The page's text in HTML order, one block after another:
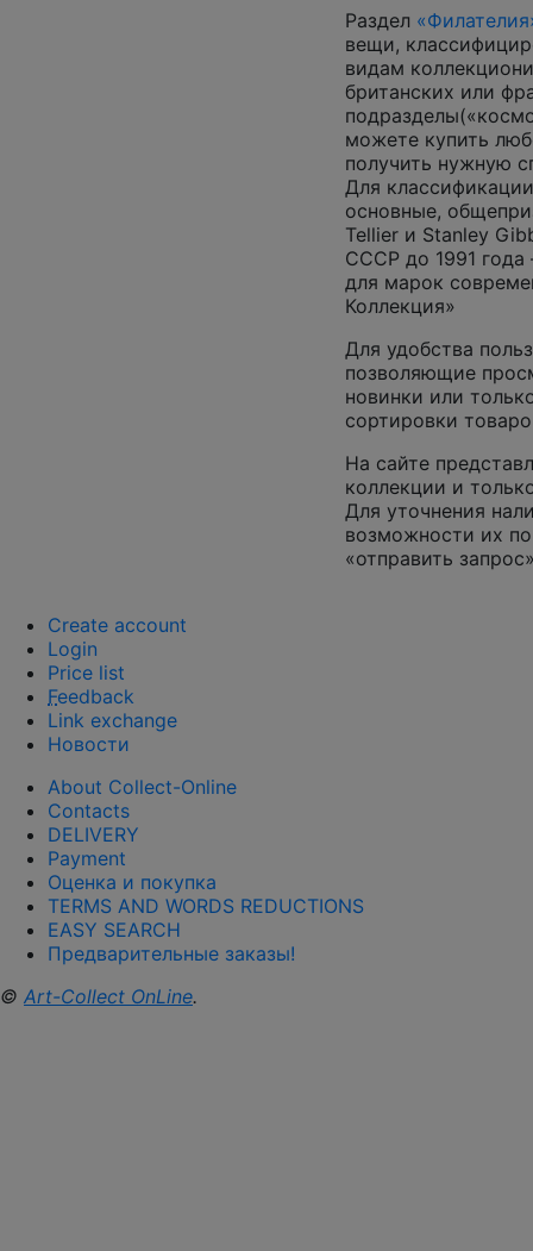
Раздел
вещи,
видам
британских или
можете купить
получить нужную
Для
основные,
Tellier и Stanley
СССР до 1991
для марок
Коллекция»
Для удобства
позволяющие
новинки или
сортировки
На сайте
коллекции и
Для уточнения
возможности их
«отправить
Create account
Login
Price list
Feedback
Link exchange
Новости
About Collect-Online
Contacts
DELIVERY
Payment
Оценка и покупка
TERMS AND WORDS REDUCTIONS
EASY SEARCH
Предварительные заказы!
© Art-Collect OnLine.